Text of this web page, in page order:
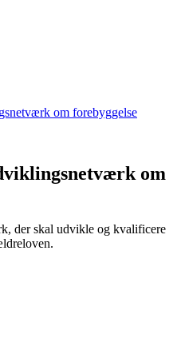
om forebyggelse
om
der skal udvikle og kvalificere